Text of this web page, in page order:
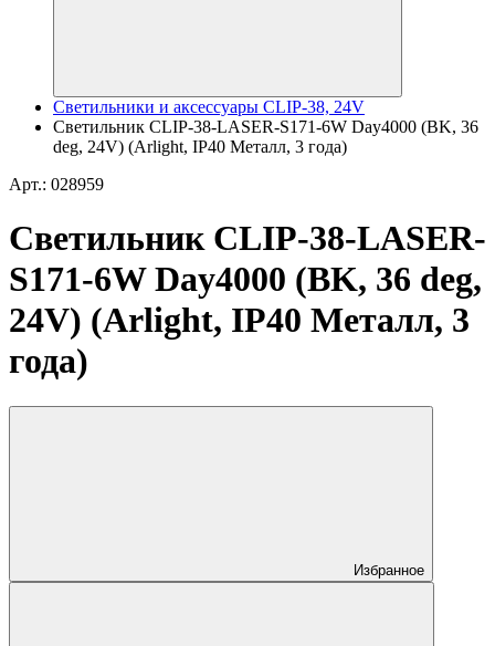
Светильники и аксессуары CLIP-38, 24V
Светильник CLIP-38-LASER-S171-6W Day4000 (BK, 36
deg, 24V) (Arlight, IP40 Металл, 3 года)
Арт.: 028959
Светильник CLIP-38-LASER-
S171-6W Day4000 (BK, 36 deg,
24V) (Arlight, IP40 Металл, 3
года)
Избранное